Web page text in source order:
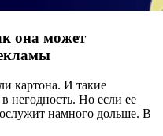
она может
картона. И такие
негодность. Но если ее
намного дольше. В